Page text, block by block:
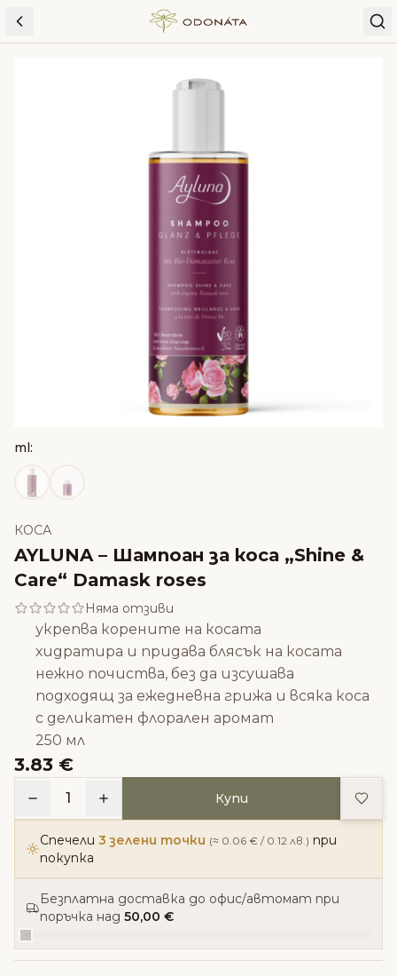
Skip to content
КОСА
AYLUNA – Шампоан за коса „Shine &
Care“ Damask roses
Няма отзиви
укрепва корените на косата
хидратира и придава блясък на косата
нежно почиства, без да изсушава
подходящ за ежедневна грижа и всяка коса
с деликатен флорален аромат
250 мл
3.83 €
ml:
1 Купи
Спечели 3 зелени точки (≈ 0.06 € / 0.12 лв.) при
покупка
Безплатна доставка до офис/автомат при
поръчка над 50,00 €